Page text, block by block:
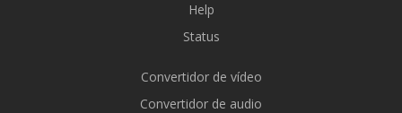
Help
Status
Convertidor de vídeo
Convertidor de audio